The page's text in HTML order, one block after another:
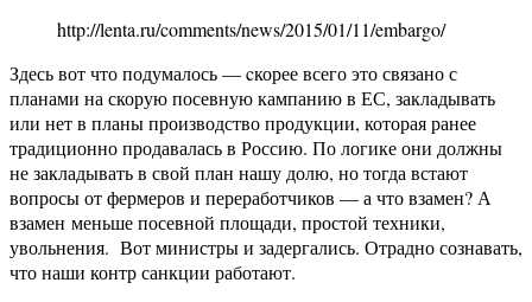
http://lenta.ru/comments/news/2015/01/11/embargo/
Здесь вот что подумалось — cкорее всего это связано с
планами на скорую посевную кампанию в ЕС, закладывать
или нет в планы производство продукции, которая ранее
традиционно продавалась в Россию. По логике они должны
не закладывать в свой план нашу долю, но тогда встают
вопросы от фермеров и переработчиков — а что взамен? А
взамен меньше посевной площади, простой техники,
увольнения. Вот министры и задергались. Отрадно сознавать,
что наши контр санкции работают.